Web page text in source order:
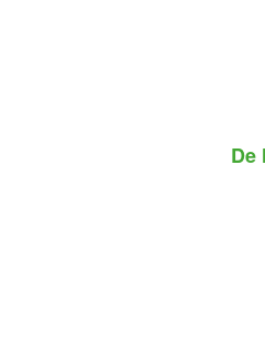
De